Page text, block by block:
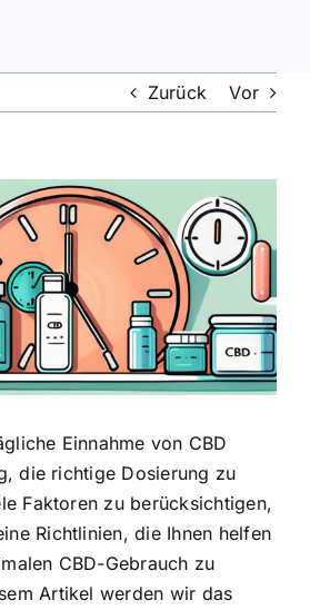
Zurück Vor
Einnahme von CBD
die richtige Dosierung zu
Faktoren zu berücksichtigen,
Richtlinien, die Ihnen helfen
CBD-Gebrauch zu
Artikel werden wir das